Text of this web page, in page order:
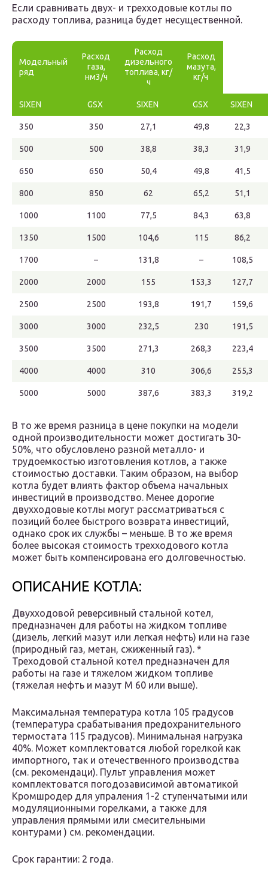
Если сравнивать двух- и трехходовые котлы по
расходу топлива, разница будет несущественной.
Модельный
ряд
Расход
газа,
нм3/ч
Расход
дизельного
топлива, кг/
ч
Расход
мазута,
кг/ч
SIXEN GSX SIXEN GSX SIXEN
350 350 27,1 49,8 22,3
500 500 38,8 38,3 31,9
650 650 50,4 49,8 41,5
800 850 62 65,2 51,1
1000 1100 77,5 84,3 63,8
1350 1500 104,6 115 86,2
1700 – 131,8 – 108,5
2000 2000 155 153,3 127,7
2500 2500 193,8 191,7 159,6
3000 3000 232,5 230 191,5
3500 3500 271,3 268,3 223,4
4000 4000 310 306,6 255,3
5000 5000 387,6 383,3 319,2
В то же время разница в цене покупки на модели
одной производительности может достигать 30-
50%, что обусловлено разной металло- и
трудоемкостью изготовления котлов, а также
стоимостью доставки. Таким образом, на выбор
котла будет влиять фактор объема начальных
инвестиций в производство. Менее дорогие
двухходовые котлы могут рассматриваться с
позиций более быстрого возврата инвестиций,
однако срок их службы – меньше. В то же время
более высокая стоимость трехходового котла
может быть компенсирована его долговечностью.
ОПИСАНИЕ КОТЛА:
Двухходовой реверсивный стальной котел,
предназначен для работы на жидком топливе
(дизель, легкий мазут или легкая нефть) или на газе
(природный газ, метан, сжиженный газ). *
Треходовой стальной котел предназначен для
работы на газе и тяжелом жидком топливе
(тяжелая нефть и мазут М 60 или выше).
Максимальная температура котла 105 градусов
(температура срабатывания предохранительного
термостата 115 градусов). Минимальная нагрузка
40%. Может комплектоватся любой горелкой как
импортного, так и отечественного производства
(см. рекомендаци). Пульт управления может
комплектоватся погодозависимой автоматикой
Кромшродер для упраления 1-2 ступенчатыми или
модуляционными горелками, а также для
управления прямыми или смесительными
контурами ) см. рекомендации.
Срок гарантии: 2 года.